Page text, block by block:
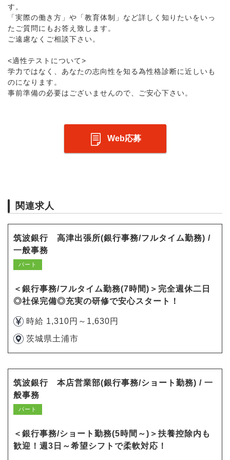
す。
「実際の働き方」や「教育体制」など詳しく知りたいをいっ
たご質問にもお答え致します。
ご遠慮なくご相談下さい。
<適性テストについて>
学力ではなく、あなたの志向性を知る為性格診断に近しいも
のになります。
事前準備の必要はございませんので、ご安心下さい。
Web応募
関連求人
筑波銀行 高津出張所(銀行事務/フルタイム勤務) /
一般事務
パート
＜銀行事務/フルタイム勤務(7時間)＞完全週休二日
◎社保完備◎充実の研修で安心スタート！
時給 1,310円～1,630円
茨城県土浦市
筑波銀行 本店営業部(銀行事務/ショート勤務) / 一
般事務
パート
＜銀行事務/ショート勤務(5時間～)＞扶養控除内も
歓迎！週3日～希望シフトで柔軟対応！